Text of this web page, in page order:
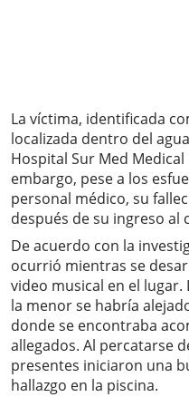
La víctima, identificada
localizada dentro del
Hospital Sur Med
embargo, pese a los
personal médico, su
después de su ingreso al
De acuerdo con la
ocurrió mientras se
video musical en el
la menor se habría
donde se encontraba
allegados. Al percatarse
presentes iniciaron una
hallazgo en la piscina.